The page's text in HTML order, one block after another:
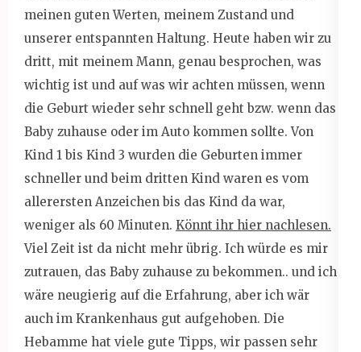
meinen guten Werten, meinem Zustand und
unserer entspannten Haltung. Heute haben wir zu
dritt, mit meinem Mann, genau besprochen, was
wichtig ist und auf was wir achten müssen, wenn
die Geburt wieder sehr schnell geht bzw. wenn das
Baby zuhause oder im Auto kommen sollte. Von
Kind 1 bis Kind 3 wurden die Geburten immer
schneller und beim dritten Kind waren es vom
allerersten Anzeichen bis das Kind da war,
weniger als 60 Minuten. Könnt ihr hier nachlesen.
Viel Zeit ist da nicht mehr übrig. Ich würde es mir
zutrauen, das Baby zuhause zu bekommen.. und ich
wäre neugierig auf die Erfahrung, aber ich wär
auch im Krankenhaus gut aufgehoben. Die
Hebamme hat viele gute Tipps, wir passen sehr